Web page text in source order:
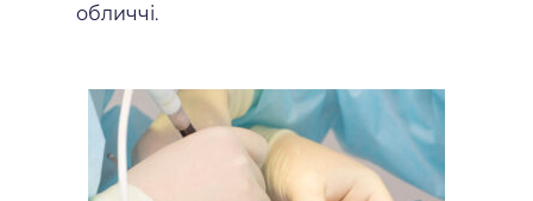
обличчі.